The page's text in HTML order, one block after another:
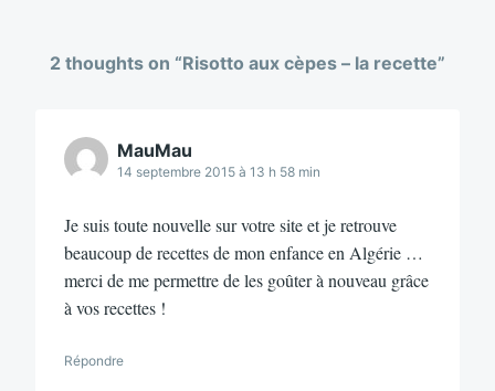
2 thoughts on “Risotto aux cèpes – la recette”
MauMau
14 septembre 2015 à 13 h 58 min
Je suis toute nouvelle sur votre site et je retrouve
beaucoup de recettes de mon enfance en Algérie …
merci de me permettre de les goûter à nouveau grâce
à vos recettes !
Répondre